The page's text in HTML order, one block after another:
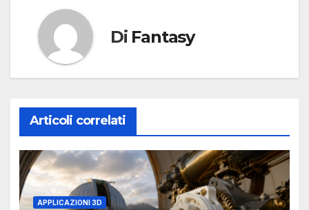
Di Fantasy
Articoli correlati
APPLICAZIONI 3D